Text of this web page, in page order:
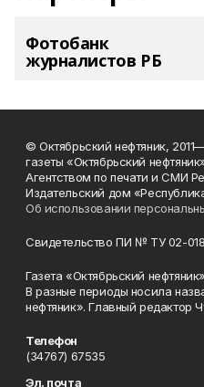
Фотобанк
журналистов РБ
© Октябрьский нефтяник,
газеты «Октябрьский
Агентством по печати и СМИ
Издательский дом
Об использовании
Свидетельство ПИ № ТУ 02-
Газета «Октябрьский
В разные периоды носила
нефтяник». Главный редактор
Телефон
(34767) 67535
Эл. почта